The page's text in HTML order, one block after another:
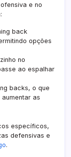
e no
back
opções
no
ao espalhar
backs, o que
as
específicos,
defensivas e
.